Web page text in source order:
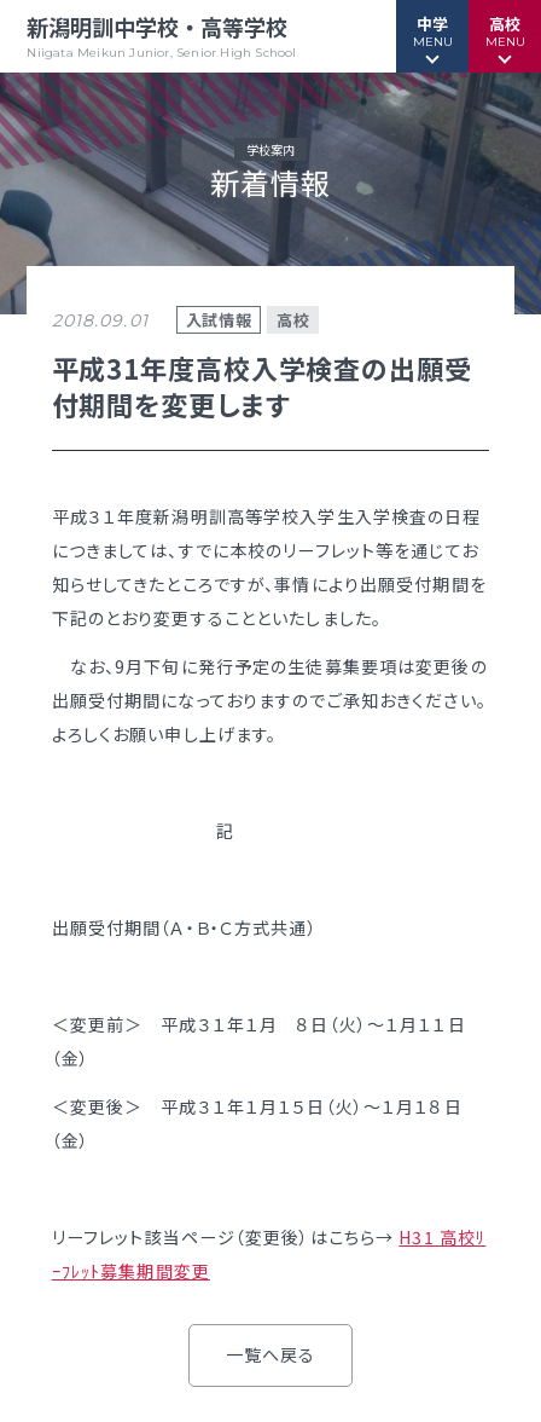
新潟明訓中学校・高等学校
Niigata Meikun Junior, Senior High School
中学
MENU
行事予定 緊急情報
教育方針
明訓の学び GSC
学校案内
（デジタルパンフ）
入試情報
募集要項・
入学検査実施状況
オープンスクール等
学校生活
年間行事カレンダー
制服（中学）
各種書類ダウンロード
高校
MENU
行事予定 緊急情報
教育方針
学校案内
明訓の学び GSC
入学案内
インターネット出願
高校オープンスクール
進路・部活動など
各種書類ダウンロード
学校案内
新着情報
2018.09.01 入試情報 高校
平成31年度高校入学検査の出願受
付期間を変更します
平成３１年度新潟明訓高等学校入学生入学検査の日程
につきましては、すでに本校のリーフレット等を通じてお
知らせしてきたところですが、事情により出願受付期間を
下記のとおり変更することといたしました。
なお、9月下旬に発行予定の生徒募集要項は変更後の
出願受付期間になっておりますのでご承知おきください。
よろしくお願い申し上げます。
記
出願受付期間（Ａ・Ｂ・Ｃ方式共通）
＜変更前＞ 平成３１年１月 ８日（火）～１月１１日
（金）
＜変更後＞ 平成３１年１月１５日（火）～１月１８日
（金）
リーフレット該当ページ（変更後）はこちら→ H31 高校ﾘ
ｰﾌﾚｯﾄ募集期間変更
一覧へ戻る